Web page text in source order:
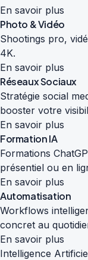
En savoir plus
Photo & Vidéo
Shootings pro,
4K.
En savoir plus
Réseaux Sociaux
Stratégie social
booster votre
En savoir plus
Formation IA
Formations
présentiel ou en
En savoir plus
Automatisation
Workflows
concret au
En savoir plus
Intelligence